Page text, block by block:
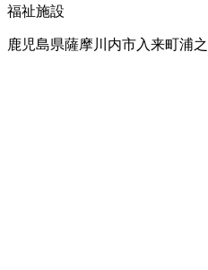
福祉施設
鹿児島県薩摩川内市入来町浦之